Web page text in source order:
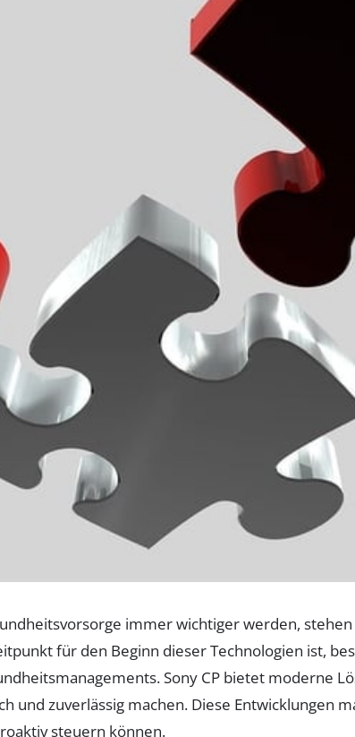
immer wichtiger werden,
für den Beginn dieser Technologien ist,
Sony CP bietet moderne
und zuverlässig machen. Diese Entwicklungen
steuern können.